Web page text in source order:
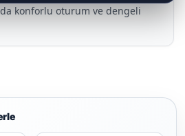
konforlu oturum ve dengeli